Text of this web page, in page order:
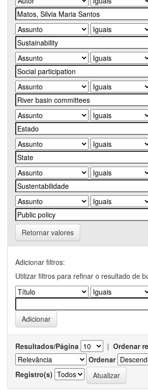
Retornar valores
Adicionar filtros:
Utilizar filtros para refinar o resultado de
Resultados/Página | Ordenar
Ordenar
Registro(s)